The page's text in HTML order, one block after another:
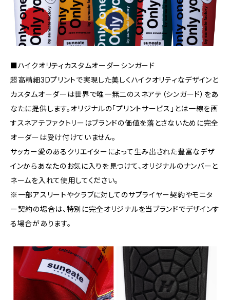
■ハイクオリティカスタムオーダーシンガード
超高精細3Dプリントで実現した美しくハイクオリティなデザインと
カスタムオーダーは世界で唯一無二のスネアテ（シンガード）をあ
なたに提供します。オリジナルの「プリントサービス」とは一線を画
すスネアテファクトリーはブランドの価値を落とさないために完全
オーダーは受け付けていません。
サッカー愛のあるクリエイターによって生み出された豊富なデザ
インからあなたのお気に入りを見つけて、オリジナルのナンバーと
ネームを入れて使用してください。
※一部アスリートやクラブに対してのサプライヤー契約やモニタ
ー契約の場合は、特別に完全オリジナルを当ブランドでデザインす
る場合があります。